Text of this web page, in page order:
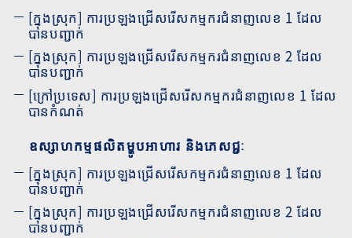
[ក្នុងស្រុក] ការប្រឡងជ្រើសរើសកម្មករជំនាញលេខ 1 ដែល
បានបញ្ជាក់
[ក្នុងស្រុក] ការប្រឡងជ្រើសរើសកម្មករជំនាញលេខ 2 ដែល
បានបញ្ជាក់
[ក្រៅប្រទេស] ការប្រឡងជ្រើសរើសកម្មករជំនាញលេខ 1 ដែល
បានកំណត់
ឧស្សាហកម្មផលិតម្ហូបអាហារ និងភេសជ្ជៈ
[ក្នុងស្រុក] ការប្រឡងជ្រើសរើសកម្មករជំនាញលេខ 1 ដែល
បានបញ្ជាក់
[ក្នុងស្រុក] ការប្រឡងជ្រើសរើសកម្មករជំនាញលេខ 2 ដែល
បានបញ្ជាក់